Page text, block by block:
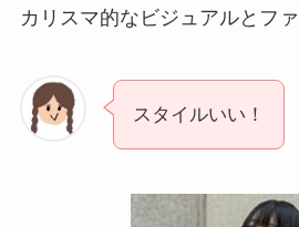
カリスマ的なビジュアルとフ
スタイルいい！